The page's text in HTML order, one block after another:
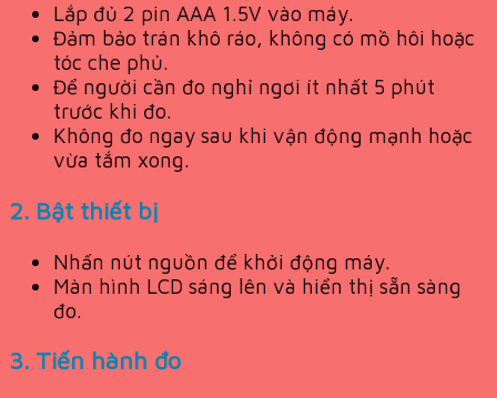
Lắp đủ 2 pin AAA 1.5V vào máy.
Đảm bảo trán khô ráo, không có mồ hôi hoặc
tóc che phủ.
Để người cần đo nghỉ ngơi ít nhất 5 phút
trước khi đo.
Không đo ngay sau khi vận động mạnh hoặc
vừa tắm xong.
2. Bật thiết bị
Nhấn nút nguồn để khởi động máy.
Màn hình LCD sáng lên và hiển thị sẵn sàng
đo.
3. Tiến hành đo